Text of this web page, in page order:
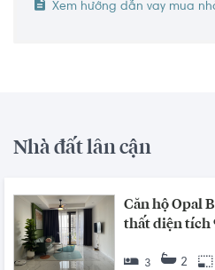
Xem hướng dẫn vay mua
Nhà đất lân cận
Căn hộ Opal
thất diện tích
3 2